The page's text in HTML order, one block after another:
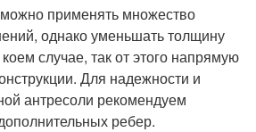
применять множество
однако уменьшать толщину
случае, так от этого напрямую
Для надежности и
антресоли рекомендуем
ребер.